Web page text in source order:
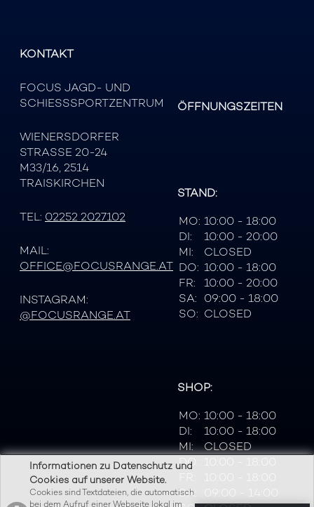
Informationen zu Datenschutz und
Cookies auf unserer Website.
Cookies sind Textdateien, die automatisch
bei dem Aufruf einer Webseite lokal im
KONTAKT
FOCUS JAGD- UND
SCHIESSSPORTZENTRUM
WIENERSDORFER
STRASSE 20-24
M33/16, 2514
TRAISKIRCHEN
TEL: 02252 2027102
MAIL:
OFFICE@FOCUSRANGE.AT
INSTAGRAM:
@FOCUSRANGE.AT
ÖFFNUNGSZEITEN
STAND:
MO: 10:00 - 18:00
DI:
10:00 - 20:00
MI:
CLOSED
DO: 10:00 - 18:00
FR:
10:00 - 20:00
SA: 09:00 - 18:00
SO: CLOSED
SHOP:
MO: 10:00 - 18:00
DI:
10:00 - 18:00
MI:
CLOSED
DO:
SA:
09:00 - 14:00